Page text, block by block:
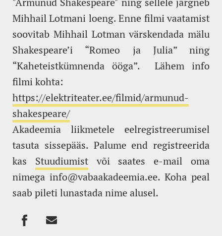
Mihhail Lotmani loeng. Enne filmi vaatamist
soovitab Mihhail Lotman värskendada mälu
Shakespeare’i “Romeo ja Julia” ning
“Kaheteistkümnenda ööga”. Lähem info
filmi kohta:
https://elektriteater.ee/filmid/armunud-
shakespeare/
Akadeemia liikmetele eelregistreerumisel
tasuta sissepääs. Palume end registreerida
kas Stuudiumistvõi saates e-mail oma
nimega info@vabaakadeemia.ee. Koha peal
saab pileti lunastada nime alusel.